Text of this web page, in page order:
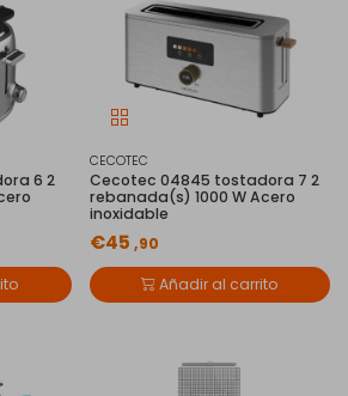
6 2
CECOTEC
Cecotec 04845 tostadora 7 2
rebanada(s) 1000 W Acero
inoxidable
€45 ,90
Añadir al carrito